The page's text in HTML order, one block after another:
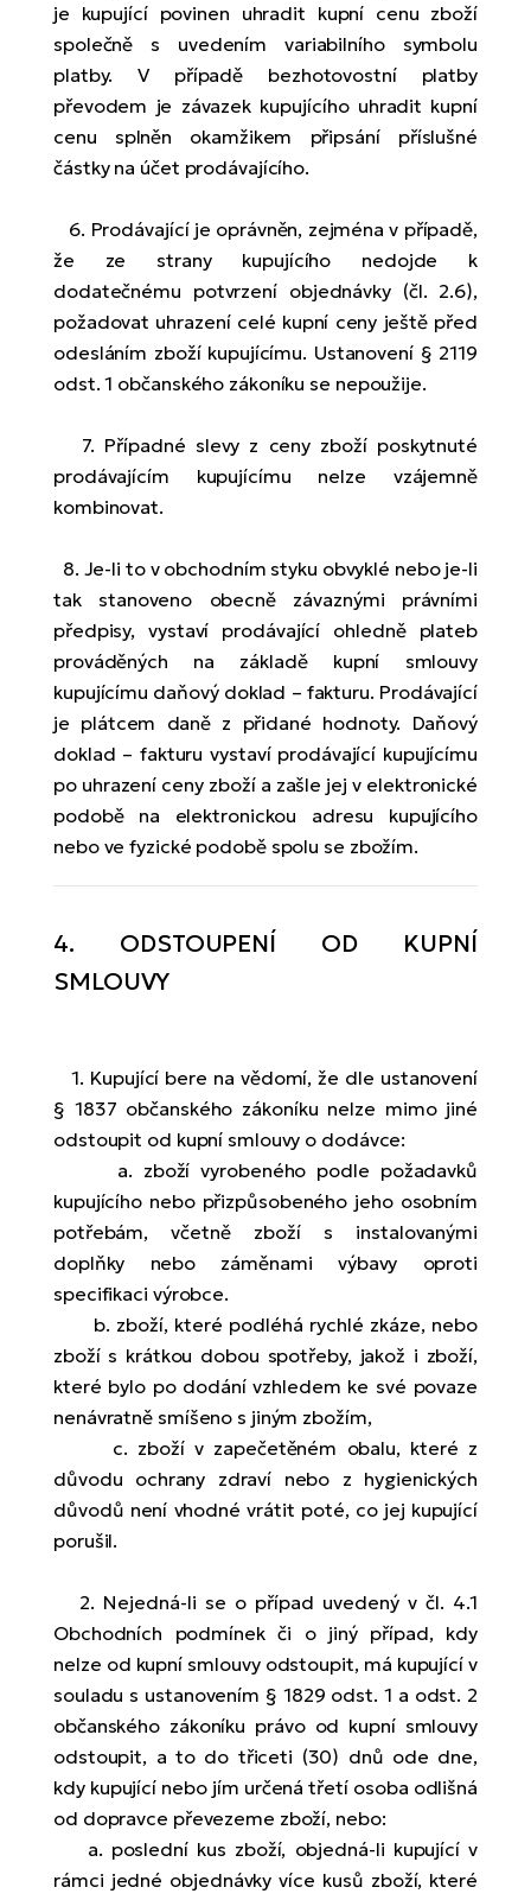
je kupující povinen uhradit kupní cenu zboží
společně s uvedením variabilního symbolu
platby. V případě bezhotovostní platby
převodem je závazek kupujícího uhradit kupní
cenu splněn okamžikem připsání příslušné
částky na účet prodávajícího.
6. Prodávající je oprávněn, zejména v případě,
že ze strany kupujícího nedojde k
dodatečnému potvrzení objednávky (čl. 2.6),
požadovat uhrazení celé kupní ceny ještě před
odesláním zboží kupujícímu. Ustanovení § 2119
odst. 1 občanského zákoníku se nepoužije.
7. Případné slevy z ceny zboží poskytnuté
prodávajícím kupujícímu nelze vzájemně
kombinovat.
8. Je-li to v obchodním styku obvyklé nebo je-li
tak stanoveno obecně závaznými právními
předpisy, vystaví prodávající ohledně plateb
prováděných na základě kupní smlouvy
kupujícímu daňový doklad – fakturu. Prodávající
je plátcem daně z přidané hodnoty. Daňový
doklad – fakturu vystaví prodávající kupujícímu
po uhrazení ceny zboží a zašle jej v elektronické
podobě na elektronickou adresu kupujícího
nebo ve fyzické podobě spolu se zbožím.
4. ODSTOUPENÍ OD KUPNÍ
SMLOUVY
1. Kupující bere na vědomí, že dle ustanovení
§ 1837 občanského zákoníku nelze mimo jiné
odstoupit od kupní smlouvy o dodávce:
a. zboží vyrobeného podle požadavků
kupujícího nebo přizpůsobeného jeho osobním
potřebám, včetně zboží s instalovanými
doplňky nebo záměnami výbavy oproti
specifikaci výrobce.
b. zboží, které podléhá rychlé zkáze, nebo
zboží s krátkou dobou spotřeby, jakož i zboží,
které bylo po dodání vzhledem ke své povaze
nenávratně smíšeno s jiným zbožím,
c. zboží v zapečetěném obalu, které z
důvodu ochrany zdraví nebo z hygienických
důvodů není vhodné vrátit poté, co jej kupující
porušil.
2. Nejedná-li se o případ uvedený v čl. 4.1
Obchodních podmínek či o jiný případ, kdy
nelze od kupní smlouvy odstoupit, má kupující v
souladu s ustanovením § 1829 odst. 1 a odst. 2
občanského zákoníku právo od kupní smlouvy
odstoupit, a to do třiceti (30) dnů ode dne,
kdy kupující nebo jím určená třetí osoba odlišná
od dopravce převezeme zboží, nebo:
a. poslední kus zboží, objedná-li kupující v
rámci jedné objednávky více kusů zboží, které